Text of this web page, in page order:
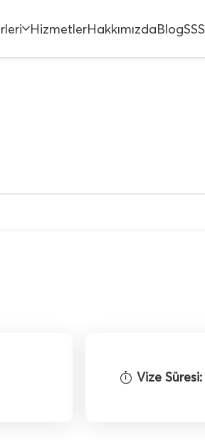
HizmetlerHakkımızdaBlogSSS
Vize Süresi: